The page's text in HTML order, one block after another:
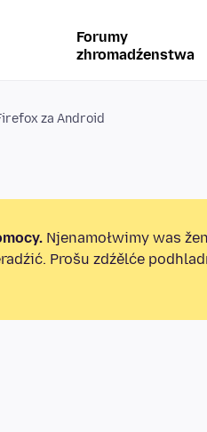
Forumy
zhromadźenstwa
za Android
Njenamołwimy was
Prošu zdźělće